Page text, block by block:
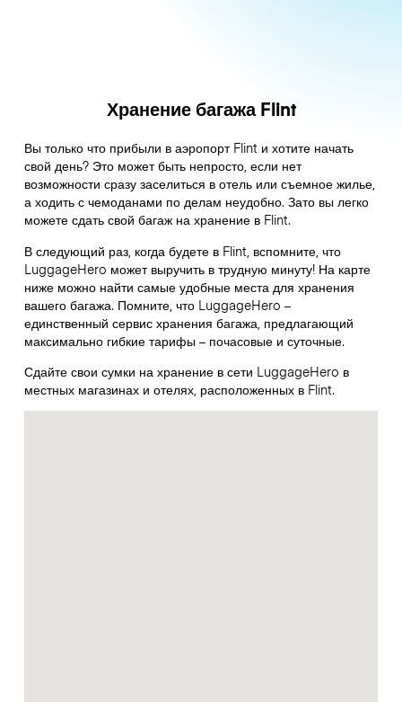
Хранение багажа Flint
Вы только что прибыли в аэропорт Flint и хотите начать
свой день? Это может быть непросто, если нет
возможности сразу заселиться в отель или съемное жилье,
а ходить с чемоданами по делам неудобно. Зато вы легко
можете сдать свой багаж на хранение в Flint.
В следующий раз, когда будете в Flint, вспомните, что
LuggageHero может выручить в трудную минуту! На карте
ниже можно найти самые удобные места для хранения
вашего багажа. Помните, что LuggageHero –
единственный сервис хранения багажа, предлагающий
максимально гибкие тарифы – почасовые и суточные.
Сдайте свои сумки на хранение в сети LuggageHero в
местных магазинах и отелях, расположенных в Flint.